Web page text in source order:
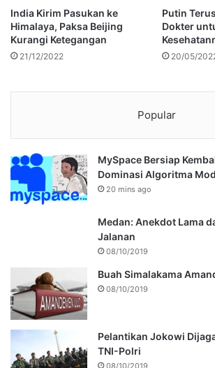
India Kirim Pasukan ke
Himalaya, Paksa Beijing
Kurangi Ketegangan
21/12/2022
Putin
Dokter
20/05/
Popular
MySpace Bersiap
Dominasi Algoritma
20 mins ago
Medan: Anekdot Lama
Jalanan
08/10/2019
Buah Simalakama
08/10/2019
Pelantikan Jokowi
TNI-Polri
08/10/2019